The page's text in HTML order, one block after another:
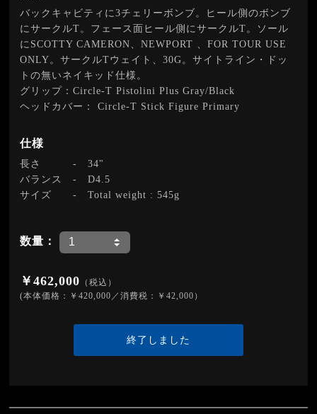
バックキャビティに3チェリーボンブ。ヒール側のボンブ
にサークルT。フェース面ヒール側にサークルT。ソール
にSCOTTY CAMERON、NEWPORT 、FOR TOUR USE
ONLY。サークルTウェイト、30G。サイトライン・ドッ
トの無いネイキッド仕様。
グリップ：Circle-T Pistolini Plus Gray/Black
ヘッドカバー： Circle-T Stick Figure Primary
仕様
長さ -34"
バランス
-D4.5
サイズ
-Total weight : 545g
数量：
￥462,000 （税込）
(本体価格：￥420,000／消費税：￥42,000）
終了しました